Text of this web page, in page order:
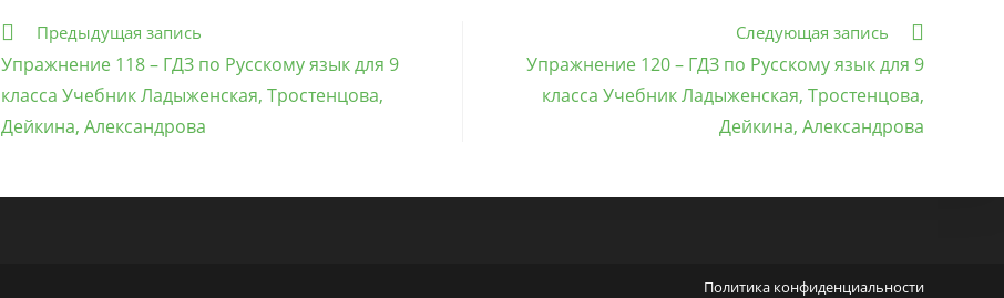
Еще
Предыдущая запись
Упражнение 118 – ГДЗ по Русскому язык для 9
класса Учебник Ладыженская, Тростенцова,
Дейкина, Александрова
Следующая запись
Упражнение 120 – ГДЗ по Русскому язык для 9
класса Учебник Ладыженская, Тростенцова,
Дейкина, Александрова
Политика конфиденциальности